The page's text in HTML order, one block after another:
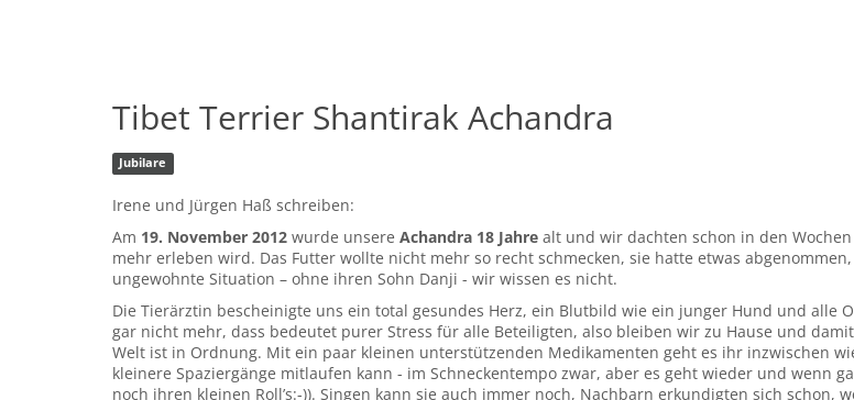
Tibet Terrier Shantirak Achandra
Jubilare
Irene und Jürgen Haß schreiben:
Am 19. November 2012 wurde unsere Achandra 18 Jahre alt und wir dachten schon in den
mehr erleben wird. Das Futter wollte nicht mehr so recht schmecken, sie hatte etwas
ungewohnte Situation – ohne ihren Sohn Danji - wir wissen es nicht.
Die Tierärztin bescheinigte uns ein total gesundes Herz, ein Blutbild wie ein junger Hund und alle
gar nicht mehr, dass bedeutet purer Stress für alle Beteiligten, also bleiben wir zu Hause und
Welt ist in Ordnung. Mit ein paar kleinen unterstützenden Medikamenten geht es ihr inzwischen
kleinere Spaziergänge mitlaufen kann - im Schneckentempo zwar, aber es geht wieder und wenn
noch ihren kleinen Roll’s:-)). Singen kann sie auch immer noch, Nachbarn erkundigten sich schon,